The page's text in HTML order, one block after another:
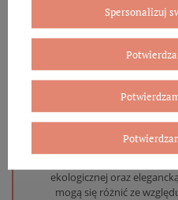
Eleganckie
Biżuterię i zegarki
BOVEM otrzymasz jako
ekologicznej oraz
mogą się różnić ze
Spersonalizuj